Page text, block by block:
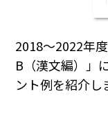
2018～2022年
B（漢文編）」
ント例を紹介し